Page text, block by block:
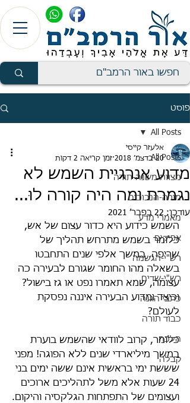
פוסט
All Posts
מצוות משנה-תורה
מורה-הנבוכים
מאמרי מדע
אפיקים
רש"י-הגשמה
רש"י-שדים
כתבי הגנה
כבוד תורה
הלכה
קבלה
All Posts
מדוע אנרגיית השמש לא
נגמרת ומה היה קורה לוּ...
אלעזר קייסי
20 בדצמ׳ 2018
זמן קריאה 2 דקות
עודכן: 22 בפבר׳ 2021
השמש כידוע היא כדור עצום של אש,
כלומר בשמש מתרחש תהליך של
שריפה. במשך אלפי שנים התחבטו
בשאלה מהו החומר שגורם לבעירה כה
עצומה, שמא תאמרו נפט או גז בישול?
וכיצד ומדוע הבעירה איננה נפסקת
לעולם?
כלומר, קרוב לוודאי שהשמש בוערת
במשך מיליארדי שנים ללא הפוגה! מפני
שששת ימי בראשית אינם ששה ימים בני
24 שעות אלא משל לתהליכים ארוכים
ועצומים של התפתחות הגלקסיה והיקום.